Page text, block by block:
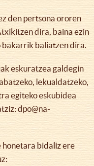
den pertsona ororen
dira, baina ezin
baliatzen dira.
eskuratzea galdegin
lekualdatzeko,
egiteko eskubidea
dpo@na-
honetara bidaliz ere